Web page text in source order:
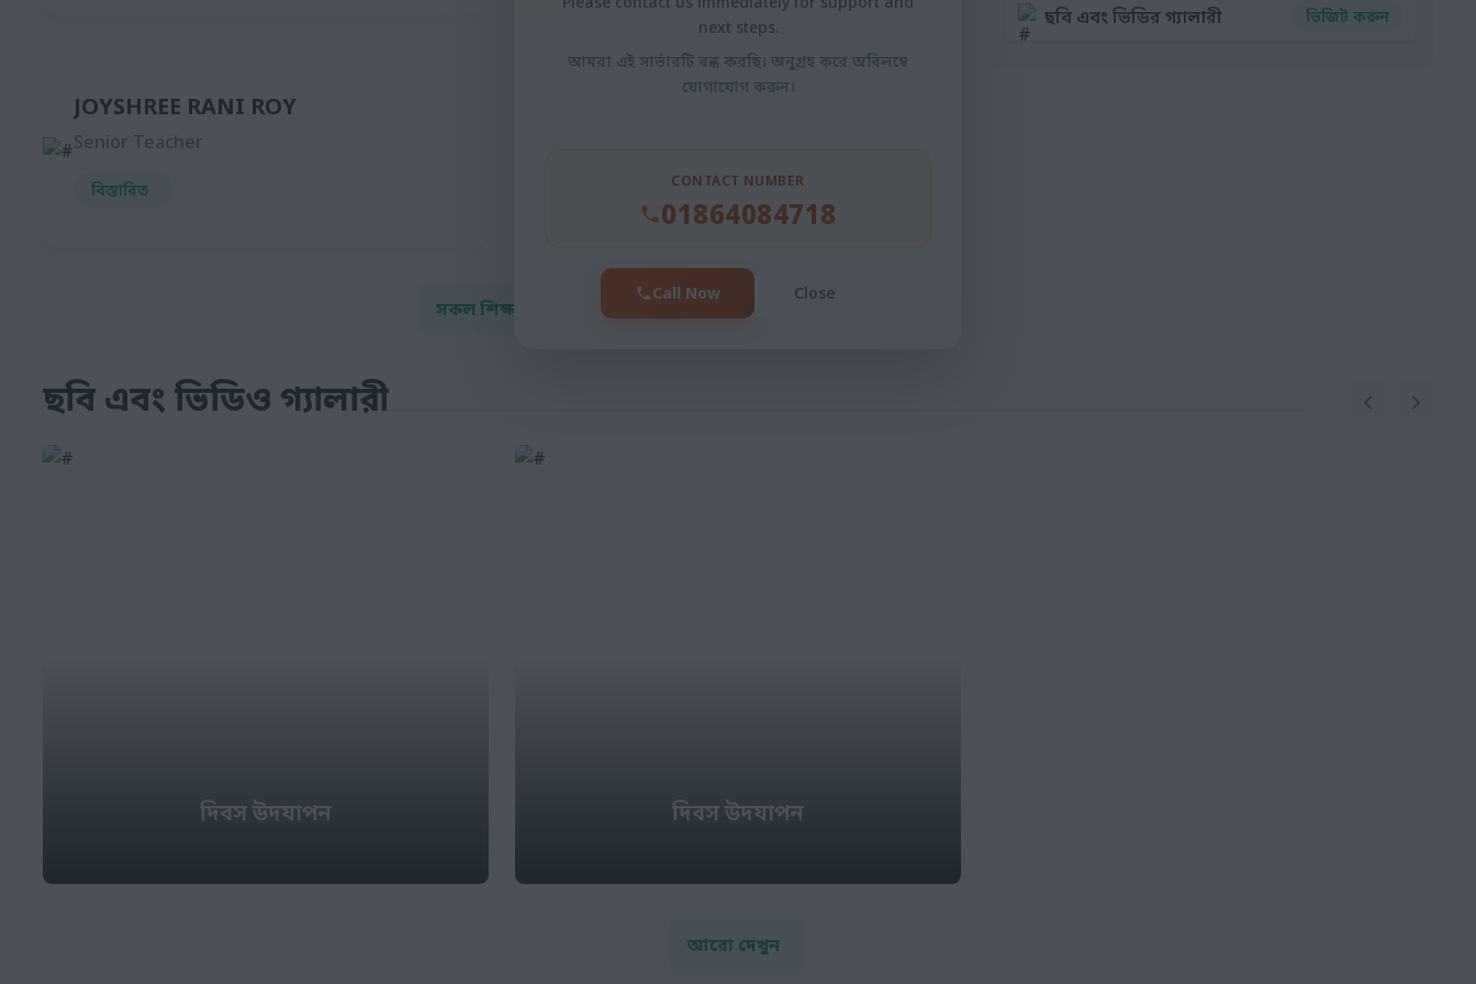
JOYSHREE RANI ROY
Senior Teacher
বিস্তারিত
সকল শিক্ষকবৃন্দ
ছবি এবং ভিডির গ্যালারী ভিজিট করুন
ছবি এবং ভিডিও গ্যালারী
দিবস উদযাপন দিবস উদযাপন
আরো দেখুন
next steps.
আমরা এই সার্ভারটি বন্ধ করছি। অনুগ্রহ করে অবিলম্বে
যোগাযোগ করুন।
CONTACT NUMBER
01864084718
Call Now Close